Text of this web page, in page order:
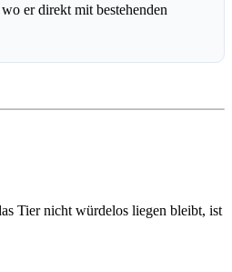
er direkt mit bestehenden
Tier nicht würdelos liegen bleibt, ist